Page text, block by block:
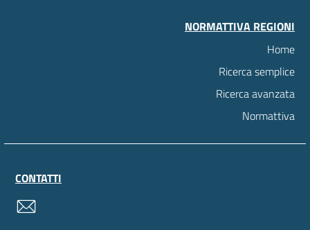
NORMATTIVA REGIONI
Home
Ricerca semplice
Ricerca avanzata
Normattiva
CONTATTI